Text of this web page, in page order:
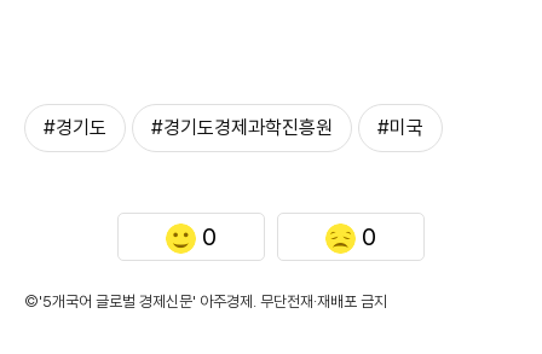
#경기도 #경기도경제과학진흥원 #미국
0 0
©'5개국어 글로벌 경제신문' 아주경제. 무단전재·재배포 금지